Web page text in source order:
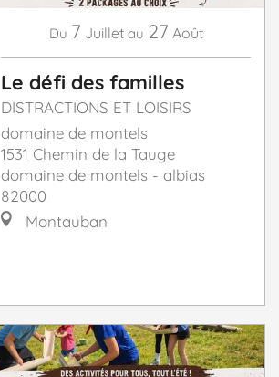
Du 7 Juillet au 27 Août
Le défi des familles
DISTRACTIONS ET LOISIRS
domaine de montels
1531 Chemin de la Tauge
domaine de montels - albias
82000
Montauban